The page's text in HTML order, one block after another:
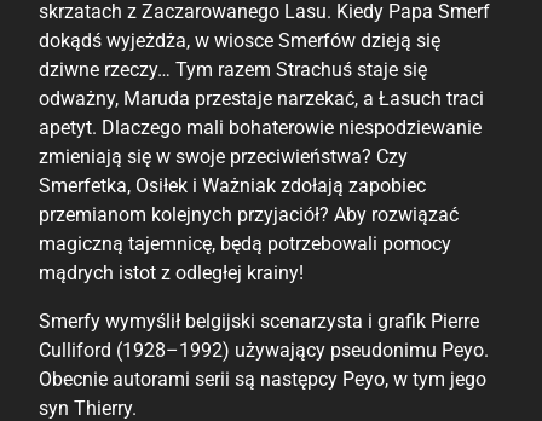
skrzatach z Zaczarowanego Lasu. Kiedy Papa Smerf
dokądś wyjeżdża, w wiosce Smerfów dzieją się
dziwne rzeczy… Tym razem Strachuś staje się
odważny, Maruda przestaje narzekać, a Łasuch traci
apetyt. Dlaczego mali bohaterowie niespodziewanie
zmieniają się w swoje przeciwieństwa? Czy
Smerfetka, Osiłek i Ważniak zdołają zapobiec
przemianom kolejnych przyjaciół? Aby rozwiązać
magiczną tajemnicę, będą potrzebowali pomocy
mądrych istot z odległej krainy!
Smerfy wymyślił belgijski scenarzysta i grafik Pierre
Culliford (1928–1992) używający pseudonimu Peyo.
Obecnie autorami serii są następcy Peyo, w tym jego
syn Thierry.